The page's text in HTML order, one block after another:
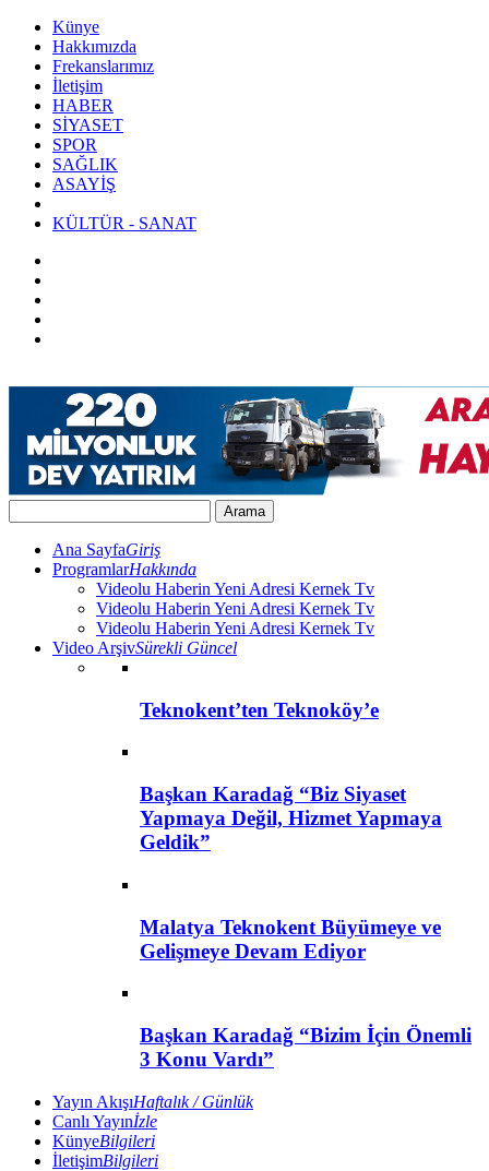
Künye
Hakkımızda
Frekanslarımız
İletişim
HABER
SİYASET
SPOR
SAĞLIK
ASAYİŞ
KÜLTÜR - SANAT
Ana SayfaGiriş
ProgramlarHakkında
Videolu Haberin Yeni Adresi Kernek Tv
Videolu Haberin Yeni Adresi Kernek Tv
Videolu Haberin Yeni Adresi Kernek Tv
Video ArşivSürekli Güncel
Teknokent’ten Teknoköy’e
Başkan Karadağ “Biz Siyaset
Yapmaya Değil, Hizmet Yapmaya
Geldik”
Malatya Teknokent Büyümeye ve
Gelişmeye Devam Ediyor
Başkan Karadağ “Bizim İçin Önemli
3 Konu Vardı”
Yayın AkışıHaftalık / Günlük
Canlı Yayınİzle
KünyeBilgileri
İletişimBilgileri